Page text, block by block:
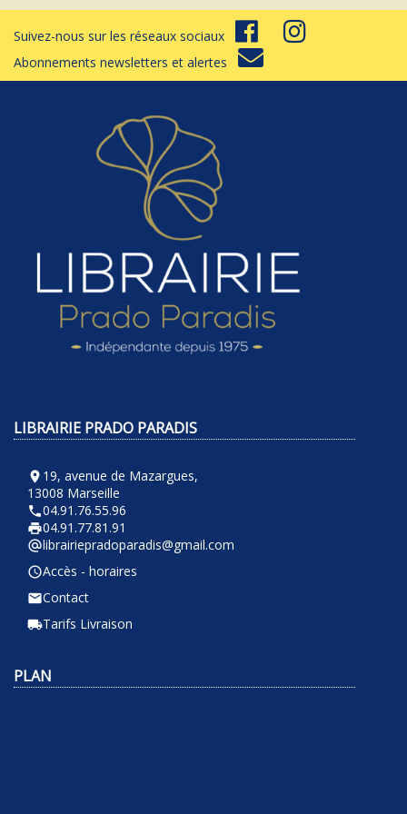
Suivez-nous sur les réseaux sociaux
Abonnements newsletters et alertes
LIBRAIRIE PRADO PARADIS
room 19, avenue de Mazargues,
13008 Marseille
phone04.91.76.55.96
local_printshop04.91.77.81.91
alternate_emaillibrairiepradoparadis@gmail.com
query_builderAccès - horaires
emailContact
local_shippingTarifs Livraison
PLAN